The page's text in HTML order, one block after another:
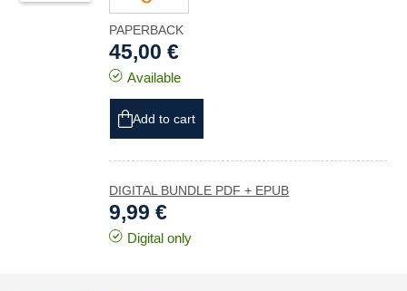
PAPERBACK
45,00 €
Available
Add to cart
DIGITAL BUNDLE PDF + EPUB
9,99 €
Digital only